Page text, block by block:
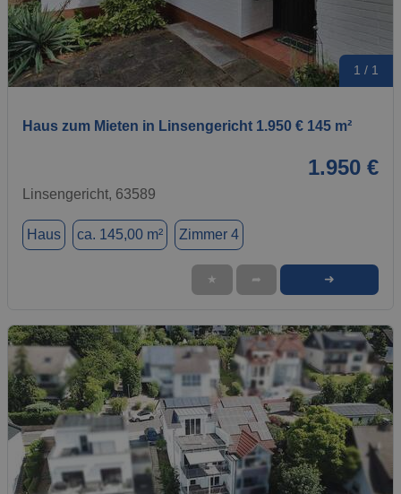
1 / 1
Haus zum Mieten in Linsengericht 1.950 € 145 m²
1.950 €
Linsengericht, 63589
Haus ca. 145,00 m² Zimmer 4
★ ➦ ➜